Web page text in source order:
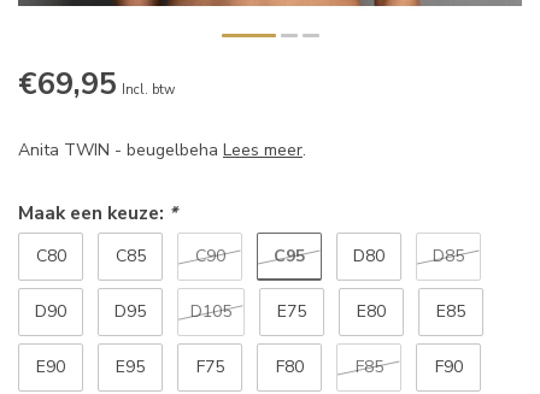
€69,95 Incl. btw
Anita TWIN - beugelbeha Lees meer.
Maak een keuze: *
C80 C85 C90 C95 D80 D85
D90 D95 D105 E75 E80 E85
E90 E95 F75 F80 F85 F90